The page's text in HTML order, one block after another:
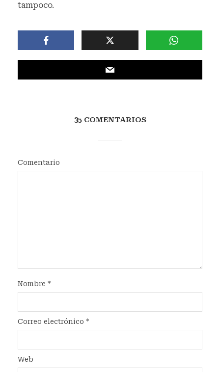
tampoco.
35 COMENTARIOS
Comentario
Nombre *
Correo electrónico *
Web